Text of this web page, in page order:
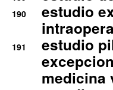
190
estudio
191
estudio
medicina